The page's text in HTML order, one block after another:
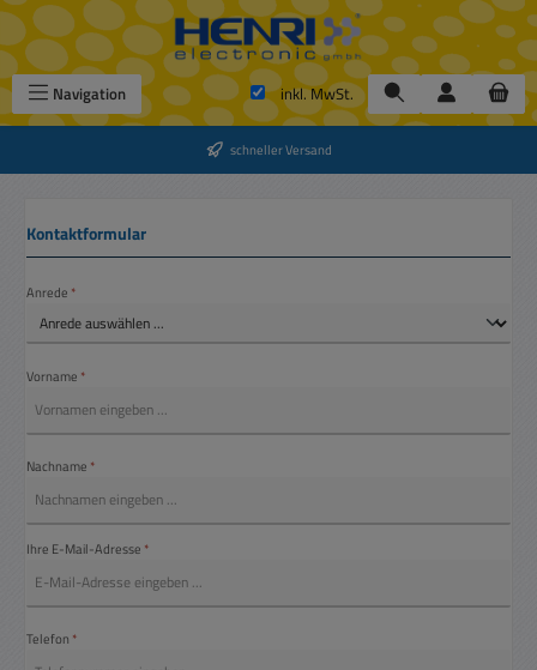
Zum Hauptinhalt springen
Navigation inkl. MwSt.
schneller Versand
Kontaktformular
Anrede *
Vorname *
Nachname *
Ihre E-Mail-Adresse *
Telefon *